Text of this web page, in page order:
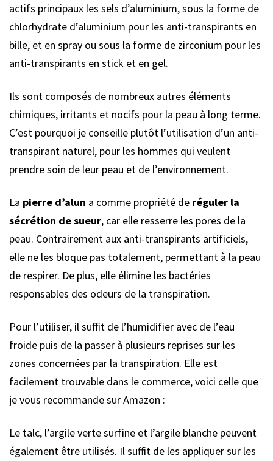
actifs principaux les sels d’aluminium, sous la forme de
chlorhydrate d’aluminium pour les anti-transpirants en
bille, et en spray ou sous la forme de zirconium pour les
anti-transpirants en stick et en gel.
Ils sont composés de nombreux autres éléments
chimiques, irritants et nocifs pour la peau à long terme.
C’est pourquoi je conseille plutôt l’utilisation d’un anti-
transpirant naturel, pour les hommes qui veulent
prendre soin de leur peau et de l’environnement.
La pierre d’alun a comme propriété de réguler la
sécrétion de sueur, car elle resserre les pores de la
peau. Contrairement aux anti-transpirants artificiels,
elle ne les bloque pas totalement, permettant à la peau
de respirer. De plus, elle élimine les bactéries
responsables des odeurs de la transpiration.
Pour l’utiliser, il suffit de l’humidifier avec de l’eau
froide puis de la passer à plusieurs reprises sur les
zones concernées par la transpiration. Elle est
facilement trouvable dans le commerce, voici celle que
je vous recommande sur Amazon :
Le talc, l’argile verte surfine et l’argile blanche peuvent
également être utilisés. Il suffit de les appliquer sur les